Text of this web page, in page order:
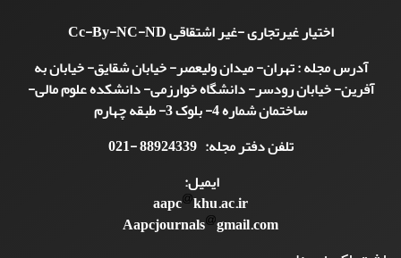
اختیار غیرتجاری -غیر اشتقاقیCc-By-NC-ND
آدرس مجله : تهران- میدان ولیعصر- خیابان شقایق- خیابان به
آفرین- خیابان رودسر- دانشگاه خوارزمی- دانشکده علوم مالی-
ساختمان شماره 4- بلوک 3- طبقه چهارم
تلفن دفتر مجله: 88924339 -021
ایمیل:
aapc khu.ac.ir
Aapcjournals gmail.com